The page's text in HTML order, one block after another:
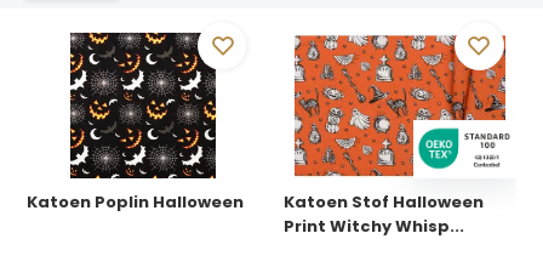
Katoen Poplin Halloween
Katoen Stof Halloween
Print Witchy Whisp...